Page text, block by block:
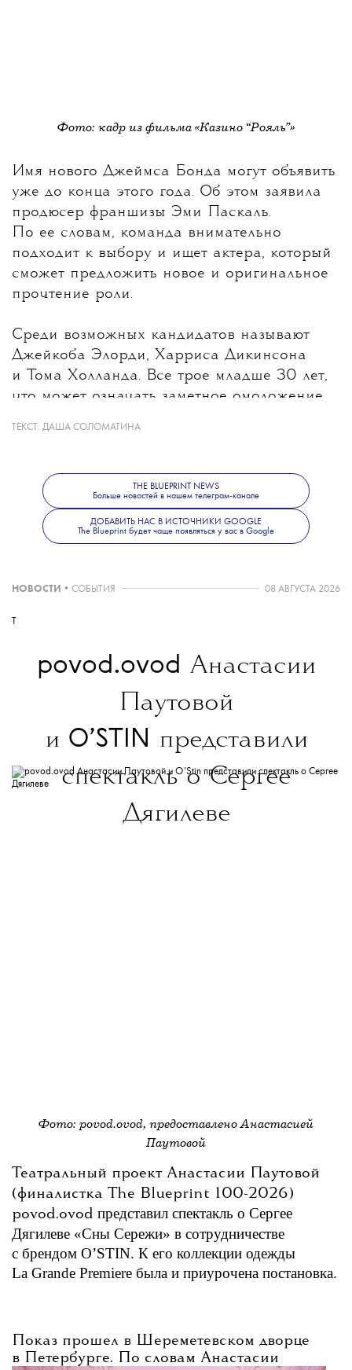
Фото: кадр из фильма «Казино “Рояль”»
Имя нового Джеймса Бонда могут объявить
уже до конца этого года. Об этом заявила
продюсер франшизы Эми Паскаль.
По ее словам, команда внимательно
подходит к выбору и ищет актера, который
сможет предложить новое и оригинальное
прочтение роли.
Среди возможных кандидатов называют
Джейкоба Элорди, Харриса Дикинсона
и Тома Холланда. Все трое младше 30 лет,
что может означать заметное омоложение
не исключают, что роль получит
неизвестный широкой публике актер.
Режиссером следующего фильма станет
Дени Вильнев.
ТЕКСТ: ДАША СОЛОМАТИНА
THE BLUEPRINT NEWS
Больше новостей в нашем телеграм-канале
ДОБАВИТЬ НАС В ИСТОЧНИКИ GOOGLE
The Blueprint будет чаще появляться у вас в Google
НОВОСТИ • СОБЫТИЯ 08 АВГУСТА 2026
T
povod.ovod Анастасии
Паутовой
и O’STIN представили
спектакль о Сергее
Дягилеве
Фото: povod.ovod, предоставлено Анастасией
Паутовой
Театральный проект Анастасии Паутовой
(финалистка The Blueprint 100-2026)
povod.ovod представил спектакль о Сергее
Дягилеве «Сны Сережи» в сотрудничестве
с брендом O’STIN. К его коллекции одежды
La Grande Premiere была и приурочена постановка.
Показ прошел в Шереметевском дворце
в Петербурге. По словам Анастасии